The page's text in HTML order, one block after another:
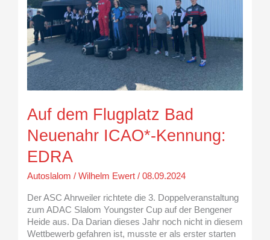
Auf dem Flugplatz Bad
Neuenahr ICAO*-Kennung:
EDRA
Autoslalom / Wilhelm Ewert / 08.09.2024
Der ASC Ahrweiler richtete die 3. Doppelveranstaltung
zum ADAC Slalom Youngster Cup auf der Bengener
Heide aus. Da Darian dieses Jahr noch nicht in diesem
Wettbewerb gefahren ist, musste er als erster starten
Kennung:
EDRA